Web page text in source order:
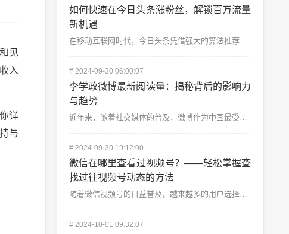
见
入
详
与
如何快速在今日头条涨粉丝，解锁百万流量
新机遇
在移动互联网时代，今日头条凭借强大的算法推荐和海量用户，成为众多内容创作者展示才华、分享观点的重要平...
#2024-09-30 06:00:07
李学政微博最新阅读量：揭秘背后的影响力
与趋势
近年来，随着社交媒体的普及，微博作为中国最受欢迎的社交平台之一，成为许多公众人物发表意见、互动交流的...
#2024-09-30 19:12:00
微信在哪里查看过视频号？——轻松掌握查
找过往视频号动态的方法
随着微信视频号的日益普及，越来越多的用户选择通过这个平台获取娱乐资讯、学习新知识或者跟随热点。作为一...
#2024-10-01 09:32:07